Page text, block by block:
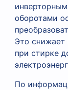
оборотами
Это снижает
при стирке
По